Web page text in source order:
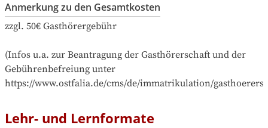
Anmerkung zu den Gesamtkosten
zzgl. 50€ Gasthörergebühr
(Infos u.a. zur Beantragung der Gasthörerschaft und der
Gebührenbefreiung unter
https://www.ostfalia.de/cms/de/immatrikulation/
Lehr- und Lernformate